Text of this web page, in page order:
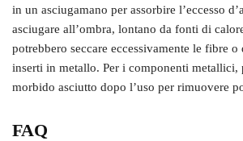
in un asciugamano per assorbire l’eccesso
asciugare all’ombra, lontano da fonti di
potrebbero seccare eccessivamente le fibre o
inserti in metallo. Per i componenti metallici,
morbido asciutto dopo l’uso per rimuovere
FAQ